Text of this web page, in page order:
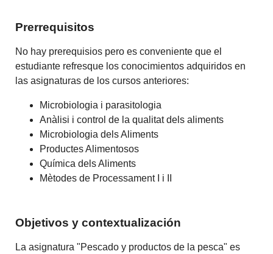
Prerrequisitos
No hay prerequisios pero es conveniente que el
estudiante refresque los conocimientos adquiridos en
las asignaturas de los cursos anteriores:
Microbiologia i parasitologia
Anàlisi i control de la qualitat dels aliments
Microbiologia dels Aliments
Productes Alimentosos
Química dels Aliments
Mètodes de Processament I i II
Objetivos y contextualización
La asignatura "Pescado y productos de la pesca" es